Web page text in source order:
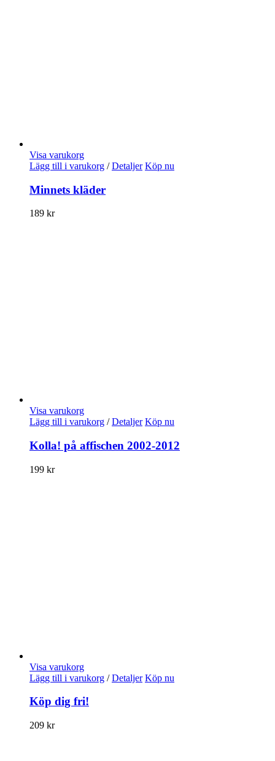
Visa varukorg
Lägg till i varukorg / Detaljer Köp nu
Minnets kläder
189 kr
Visa varukorg
Lägg till i varukorg / Detaljer Köp nu
Kolla! på affischen 2002-2012
199 kr
Visa varukorg
Lägg till i varukorg / Detaljer Köp nu
Köp dig fri!
209 kr